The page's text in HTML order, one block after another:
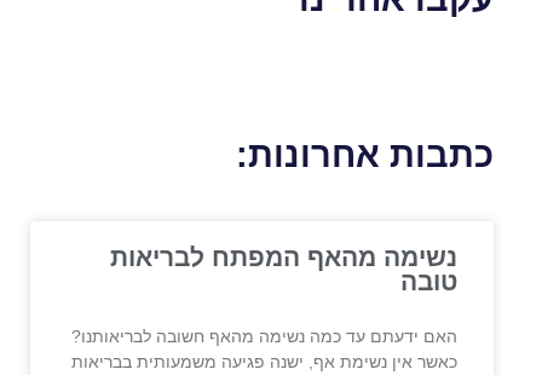
כתבות אחרונות:
נשימה מהאף המפתח לבריאות
טובה
האם ידעתם עד כמה נשימה מהאף חשובה לבריאותנו?
כאשר אין נשימת אף, ישנה פגיעה משמעותית בבריאות